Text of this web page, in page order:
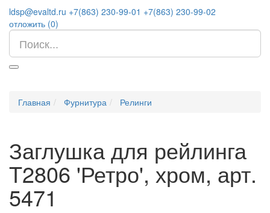
ldsp@evaltd.ru +7(863) 230-99-01 +7(863) 230-99-02
отложить (0)
Главная Фурнитура Релинги
Заглушка для рейлинга
T2806 'Ретро', хром, арт.
5471